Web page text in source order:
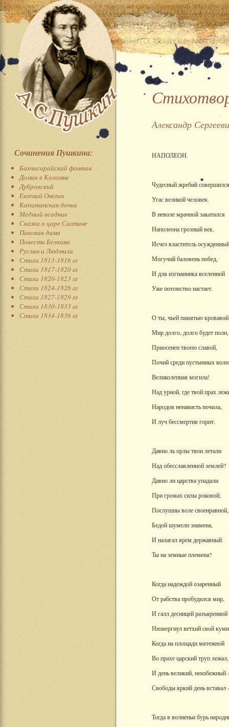
Сочинения Пушкина:
Бахчисарайский фонтан
Домик в Коломне
Дубровский
Евгений Онегин
Капитанская дочка
Медный всадник
Сказка о царе Салтане
Пиковая дама
Повести Белкина
Руслан и Людмила
Стихи 1813-1816 гг
Стихи 1817-1820 гг
Стихи 1820-1823 гг
Стихи 1824-1826 гг
Стихи 1827-1829 гг
Стихи 1830-1833 гг
Стихи 1834-1836 гг
Александр
НАПОЛЕОН.
Чудесный жребий
Угас великой человек.
В неволе мрачной закатился
Наполеона грозный век.
Исчез властитель
Могучий баловень побед,
И для изгнанника вселенной
Уже потомство настает.
О ты, чьей памятью кровавой
Мир долго, долго будет полн,
Приосенен твоею славой,
Почий среди пустынных
Великолепная могила!
Над урной, где твой прах
Народов ненависть почила,
И луч бессмертия горит.
Давно ль орлы твои летали
Над обесславленной землей?
Давно ли царства упадали
При громах силы роковой;
Послушны воле своенравной,
Бедой шумели знамена,
И налагал ярем державный
Ты на земные племена?
Когда надеждой озаренный
От рабства пробудился мир,
И галл десницей разъяренной
Низвергнул ветхий свой
Когда на площади мятежной
Во прахе царский труп лежал,
И день великий, неизбежный -
Свободы яркий день вставал -
Тогда в волненьи бурь